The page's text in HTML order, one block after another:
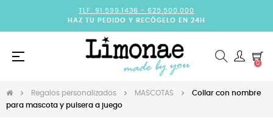
TLF. 91.599.1436 - 625.500.000
HAZ TU PEDIDO Y RECÓGELO EN 24H
Navegación
☰
0
Regalos personalizados MASCOTAS
Collar con nombre
para mascota y pulsera a juego